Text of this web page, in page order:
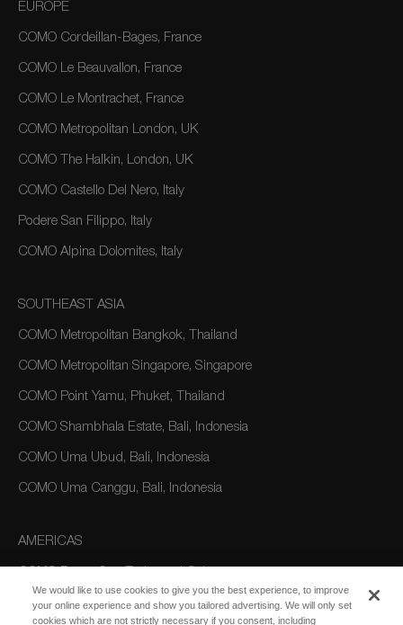
EUROPE
COMO Cordeillan-Bages, France
COMO Le Beauvallon, France
COMO Le Montrachet, France
COMO Metropolitan London, UK
COMO The Halkin, London, UK
COMO Castello Del Nero, Italy
Podere San Filippo, Italy
COMO Alpina Dolomites, Italy
SOUTHEAST ASIA
COMO Metropolitan Bangkok, Thailand
COMO Metropolitan Singapore, Singapore
COMO Point Yamu, Phuket, Thailand
COMO Shambhala Estate, Bali, Indonesia
COMO Uma Ubud, Bali, Indonesia
COMO Uma Canggu, Bali, Indonesia
AMERICAS
We would like to use cookies to give you the best experience, to improve
your online experience and show you tailored advertising. We will only set
cookies which are not strictly necessary if you consent, including